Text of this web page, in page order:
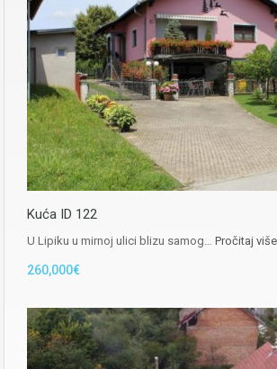
Kuća ID 122
U Lipiku u mirnoj ulici blizu samog… Pročitaj više
260,000€